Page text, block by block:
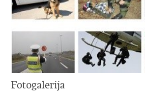
Fotogalerija